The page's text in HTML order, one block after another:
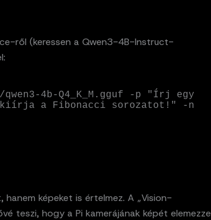
ről (keressen a Qwen3-4B-Instruct-
4b-Q4_K_M.gguf -p "Írj egy
a Fibonacci sorozatot!" -n
képeket is értelmez. A „Vision-
teszi, hogy a Pi kamerájának képét elemezze